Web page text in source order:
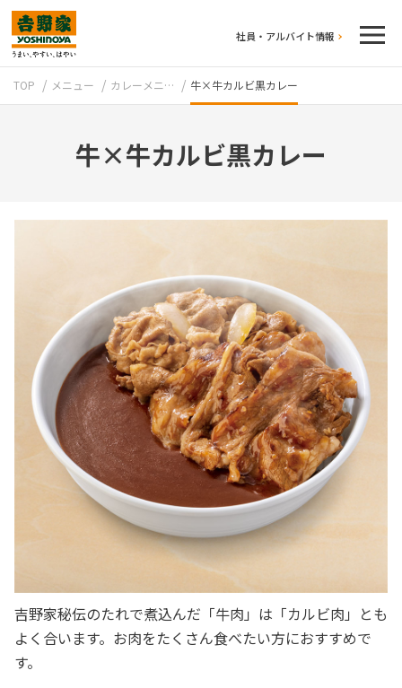
社員・アルバイト情報
牛丼のこだわり 吉野家の歴史
TOP メニュー カレーメニ… 牛×牛カルビ黒カレー
牛×牛カルビ黒カレー
吉野家秘伝のたれで煮込んだ「牛肉」は「カルビ肉」とも
よく合います。お肉をたくさん食べたい方におすすめで
す。